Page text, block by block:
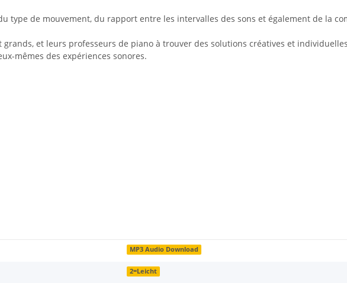
type de mouvement, du rapport entre les intervalles des sons et également de la
et leurs professeurs de piano à trouver des solutions créatives et
mêmes des expériences sonores.
MP3 Audio Download
2=Leicht